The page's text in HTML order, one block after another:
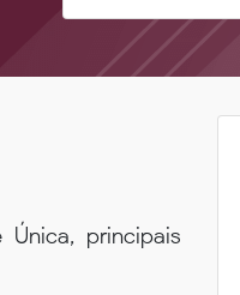
principais